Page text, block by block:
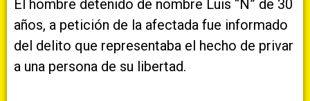
El hombre detenido de nombre Luis “N” de 30
años, a petición de la afectada fue informado
del delito que representaba el hecho de privar
a una persona de su libertad.